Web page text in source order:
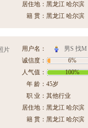
居住地： 黑龙江 哈尔滨
籍 贯： 黑龙江 哈尔滨
用户名： 男S 找M
诚信度：
6%
人气值：
100%
年 龄： 45岁
职 业： 其他行业
居住地： 黑龙江 哈尔滨
籍 贯： 黑龙江 哈尔滨